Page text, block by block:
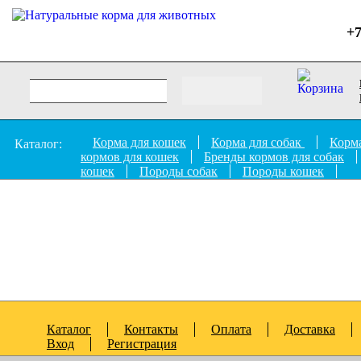
Каталог: Корма для кошек Корма для собак
кормов для кошек
Бренды кормов для собак
кошек
Породы собак Породы кошек
Каталог Контакты Оплата
Доставка
Вход
Регистрация